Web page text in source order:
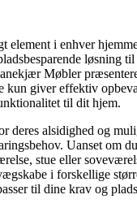
element i enhver
løsning
Møbler
kun giver effektiv
til dit hjem.
deres alsidighed og
Uanset om
stue eller
i forskellige
til dine krav og